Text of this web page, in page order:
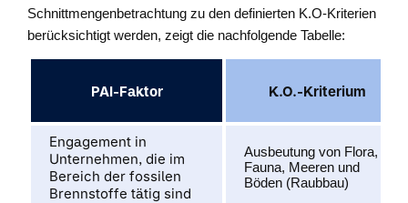
Schnittmengenbetrachtung zu den definierten K.O-Kriterien
berücksichtigt werden, zeigt die nachfolgende Tabelle:
PAI-Faktor K.O.-Kriterium
Engagement in
Unternehmen, die im
Bereich der fossilen
Brennstoffe tätig sind
Ausbeutung von Flora,
Fauna, Meeren und
Böden (Raubbau)